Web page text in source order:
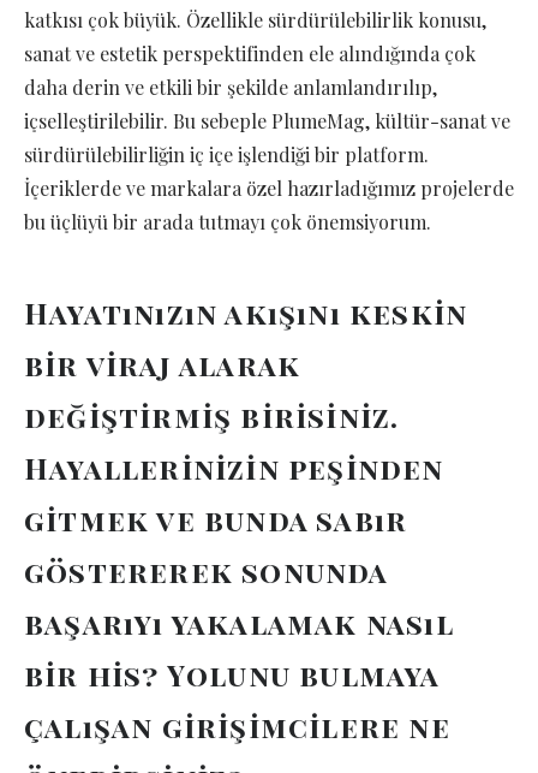
katkısı çok büyük. Özellikle sürdürülebilirlik konusu,
sanat ve estetik perspektifinden ele alındığında çok
daha derin ve etkili bir şekilde anlamlandırılıp,
içselleştirilebilir. Bu sebeple PlumeMag, kültür-sanat ve
sürdürülebilirliğin iç içe işlendiği bir platform.
İçeriklerde ve markalara özel hazırladığımız projelerde
bu üçlüyü bir arada tutmayı çok önemsiyorum.
Hayatınızın akışını keskin
bir viraj alarak
değiştirmiş birisiniz.
Hayallerinizin peşinden
gitmek ve bunda sabır
göstererek sonunda
başarıyı yakalamak nasıl
bir his? Yolunu bulmaya
çalışan girişimcilere ne